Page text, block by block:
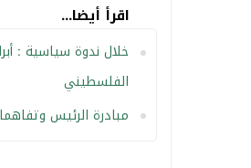
اقرأ أيضا...
خلال ندوة سياسية :
الفلسطيني
مبادرة الرئيس